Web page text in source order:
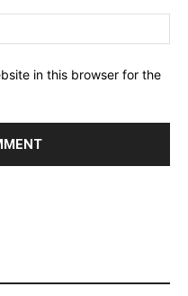
in this browser for the